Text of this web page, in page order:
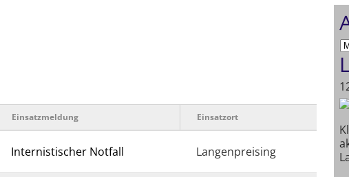
Einsatzmeldung Einsatzort
Internistischer Notfall Langenpreising